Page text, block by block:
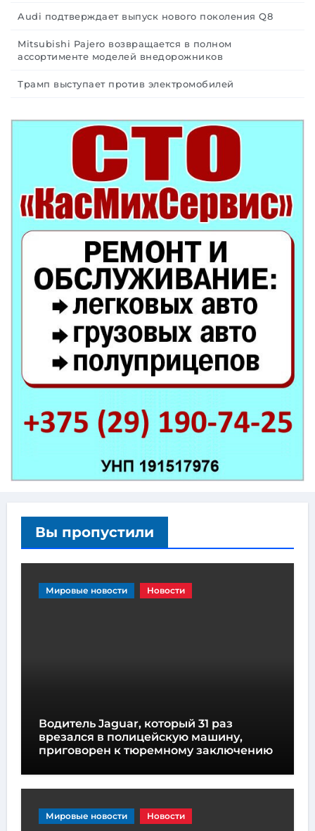
Audi подтверждает выпуск нового поколения Q8
Mitsubishi Pajero возвращается в полном
ассортименте моделей внедорожников
Трамп выступает против электромобилей
Вы пропустили
Мировые новости Новости
Водитель Jaguar, который 31 раз
врезался в полицейскую машину,
приговорен к тюремному заключению
Мировые новости Новости